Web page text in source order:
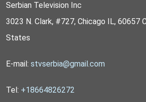
Serbian Television Inc
3023 N. Clark, #727, Chicago IL, 60657
States
E-mail: stvserbia@gmail.com
Tel: +18664826272